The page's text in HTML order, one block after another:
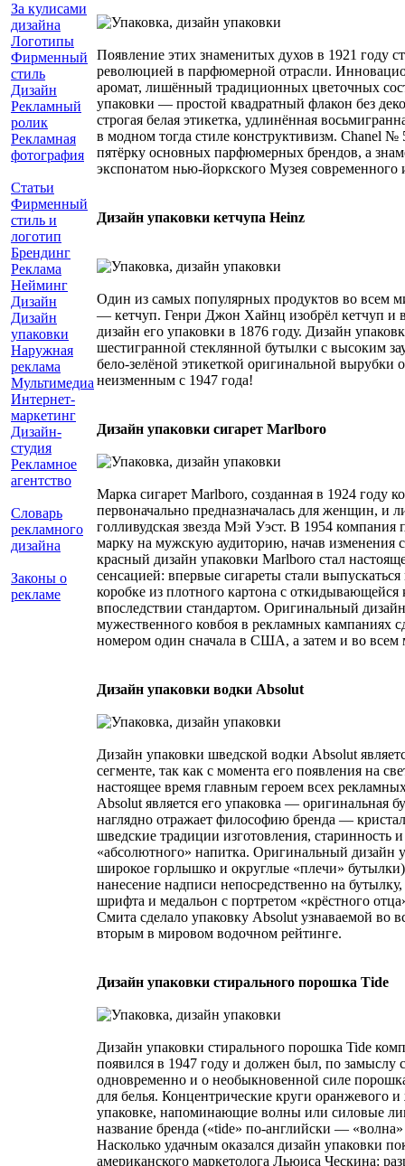
За кулисами
дизайна
Логотипы
Фирменный
стиль
Дизайн
Рекламный
ролик
Рекламная
фотография
Статьи
Фирменный
стиль и
логотип
Брендинг
Реклама
Нейминг
Дизайн
Дизайн
упаковки
Наружная
реклама
Мультимедиа
Интернет-
маркетинг
Дизайн-
студия
Рекламное
агентство
Словарь
рекламного
дизайна
Законы о
рекламе
Появление этих знаменитых духов в 1921 году
революцией в парфюмерной отрасли.
аромат, лишённый традиционных цветочных
упаковки — простой квадратный флакон без
строгая белая этикетка, удлинённая
в модном тогда стиле конструктивизм. Chanel №
пятёрку основных парфюмерных брендов, а
экспонатом нью-йоркского Музея современного
Дизайн упаковки кетчупа Heinz
Один из самых популярных продуктов во всем
— кетчуп. Генри Джон Хайнц изобрёл кетчуп и
дизайн его упаковки в 1876 году. Дизайн
шестигранной стеклянной бутылки с высоким
бело-зелёной этикеткой оригинальной вырубки
неизменным с 1947 года!
Дизайн упаковки сигарет Marlboro
Марка сигарет Marlboro, созданная в 1924 году
первоначально предназначалась для женщин, и
голливудская звезда Мэй Уэст. В 1954 компания
марку на мужскую аудиторию, начав изменения
красный дизайн упаковки Marlboro стал
сенсацией: впервые сигареты стали
коробке из плотного картона с
впоследствии стандартом. Оригинальный
мужественного ковбоя в рекламных кампаниях
номером один сначала в США, а затем и во всем
Дизайн упаковки водки Absolut
Дизайн упаковки шведской водки Absolut
сегменте, так как с момента его появления на
настоящее время главным героем всех
Absolut является его упаковка — оригинальная
наглядно отражает философию бренда —
шведские традиции изготовления, старинность и
«абсолютного» напитка. Оригинальный дизайн
широкое горлышко и округлые «плечи»
нанесение надписи непосредственно на
шрифта и медальон с портретом «крёстного
Смита сделало упаковку Absolut узнаваемой во
вторым в мировом водочном рейтинге.
Дизайн упаковки стирального порошка Tide
Дизайн упаковки стирального порошка Tide
появился в 1947 году и должен был, по замыслу
одновременно и о необыкновенной силе
для белья. Концентрические круги оранжевого
упаковке, напоминающие волны или силовые
название бренда («tide» по-английски —
Насколько удачным оказался дизайн упаковки
американского маркетолога Льюиса Ческина: